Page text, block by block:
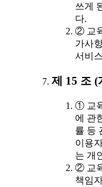
쓰게
다.
② 교
가사
서비
제 15 조 (
① 교
에 관
률 등
이용
는 개
② 교
책임